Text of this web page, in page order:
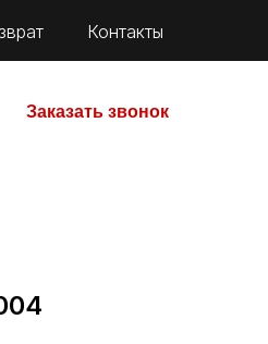
Контакты
Заказать звонок